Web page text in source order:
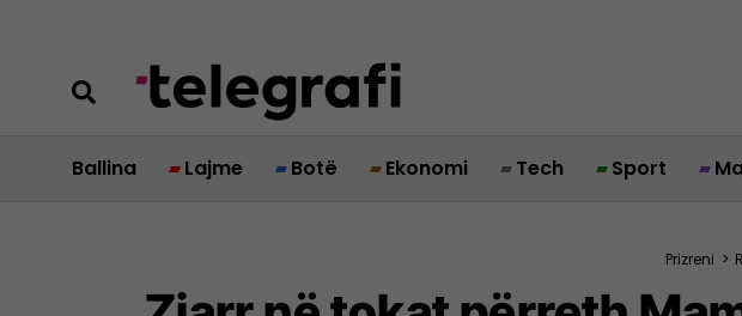
Ballina Lajme Botë Ekonomi Tech Sport
Prizreni >